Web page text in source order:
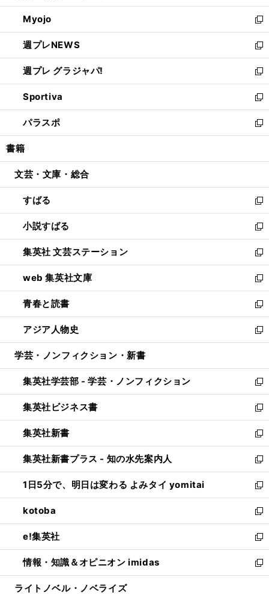
開
く
ウ
で
開
く
ン
ド
ウ
で
開
く
ウ
ィ
ン
ド
ウ
で
開
く
Myojo
新
し
い
ウ
ィ
ン
ド
ウ
で
開
週プレNEWS
新
し
い
ウ
ィ
ン
ド
ウ
開
週プレ グラジャパ!
新
し
い
ウ
ィ
ン
ウ
開
く
Sportiva
新
し
い
ウ
ン
ウ
で
開
く
パラスポ
新
し
ウ
ン
ド
ウ
で
開
く
書籍
文芸・文庫・総合
すばる
新
し
い
ウ
ィ
ン
ド
ウ
で
開
く
小説すばる
新
し
い
ウ
ィ
ン
ド
ウ
で
開
集英社 文芸ステーション
新
し
い
ウ
ィ
ン
ド
ウ
開
く
web 集英社文庫
新
し
い
ウ
ィ
ン
ウ
で
開
く
青春と読書
新
し
い
ウ
ン
ド
ウ
で
開
く
アジア人物史
新
し
ウ
ィ
ン
ド
ウ
で
開
く
学芸・ノンフィクション・新書
集英社学芸部 - 学芸・ノンフィクション
新
し
い
ウ
ィ
ン
ド
ウ
で
開
く
集英社ビジネス書
新
し
い
ウ
ィ
ン
ド
ウ
で
開
く
集英社新書
新
し
い
ウ
ィ
ン
ド
ウ
で
開
く
集英社新書プラス - 知の水先案内人
新
し
い
ウ
ィ
ン
ド
ウ
で
開
1日5分で、明日は変わる よみタイ yomitai
新
し
い
ウ
ィ
ン
ド
ウ
kotoba
新
し
い
ウ
ィ
ン
e!集英社
新
し
い
ウ
情報・知識＆オピニオン imidas
新
し
ライトノベル・ノベライズ